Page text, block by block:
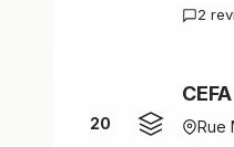
2
20 Rue